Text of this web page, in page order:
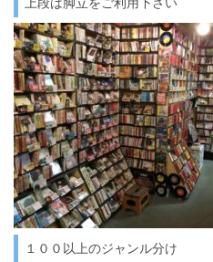
１００以上のジャンル分け